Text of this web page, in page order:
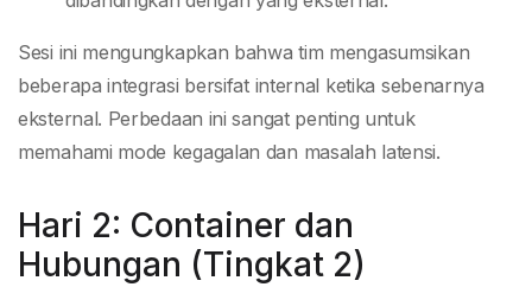
Sesi ini mengungkapkan bahwa tim mengasumsikan
beberapa integrasi bersifat internal ketika sebenarnya
eksternal. Perbedaan ini sangat penting untuk
memahami mode kegagalan dan masalah latensi.
Hari 2: Container dan
Hubungan (Tingkat 2)